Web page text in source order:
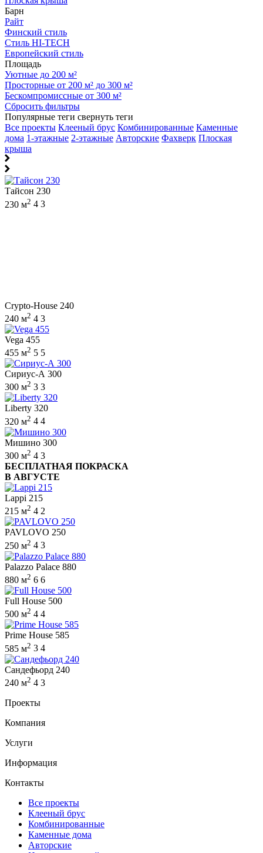
Барн
Райт
Финский стиль
Стиль HI-TECH
Европейский стиль
Площадь
Уютные до 200 м²
Просторные от 200 м² до 300 м²
Бескомпромиссные от 300 м²
Сбросить фильтры
Популярные теги свернуть теги
Все проекты Клееный брус Комбинированные Каменные
дома 1-этажные 2-этажные Авторские Фахверк Плоская
крыша
Тайсон 230
230 м2 4 3
Crypto-House 240
240 м2 4 3
Vega 455
455 м2 5 5
Сириус-А 300
300 м2 3 3
Liberty 320
320 м2 4 4
Мишино 300
300 м2 4 3
БЕСПЛАТНАЯ ПОКРАСКА
В АВГУСТЕ
Lappi 215
215 м2 4 2
PAVLOVO 250
250 м2 4 3
Palazzo Palace 880
880 м2 6 6
Full House 500
500 м2 4 4
Prime House 585
585 м2 3 4
Сандефьорд 240
240 м2 4 3
Проекты
Компания
Услуги
Информация
Контакты
Все проекты
Клееный брус
Комбинированные
Каменные дома
Авторские